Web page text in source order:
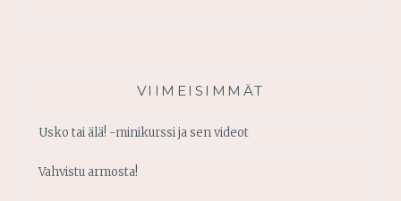
VIIMEISIMMÄT
Usko tai älä! -minikurssi ja sen videot
Vahvistu armosta!